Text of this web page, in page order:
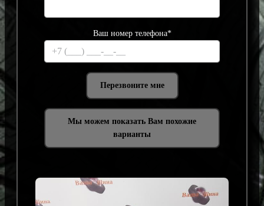
Ваш номер телефона*
Мы можем показать Вам похожие
варианты